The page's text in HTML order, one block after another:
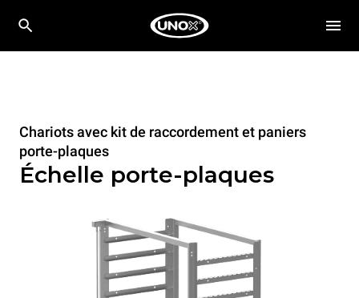
Chariots avec kit de raccordement et paniers
porte-plaques
Échelle porte-plaques